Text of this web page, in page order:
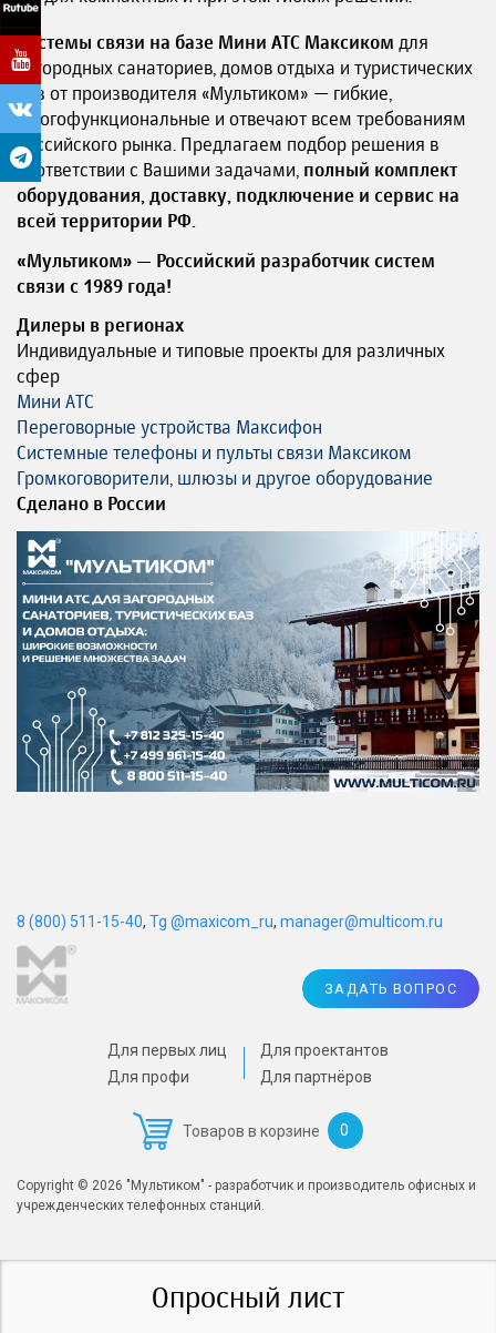
Системы связи на базе Мини АТС Максиком для
загородных санаториев, домов отдыха и туристических
баз от производителя «Мультиком» — гибкие,
многофункциональные и отвечают всем требованиям
Российского рынка. Предлагаем подбор решения в
соответствии с Вашими задачами, полный комплект
оборудования, доставку, подключение и сервис на
всей территории РФ.
«Мультиком» — Российский разработчик систем
связи с 1989 года!
Дилеры в регионах
Индивидуальные и типовые проекты для различных
сфер
Мини АТС
Переговорные устройства Максифон
Системные телефоны и пульты связи Максиком
Громкоговорители, шлюзы и другое оборудование
Сделано в России
Для первых лиц
Для профи
Для проектантов
Для партнёров
Товаров в корзине 0
ЗАДАТЬ ВОПРОС
Copyright © 2026 "Мультиком" - разработчик и производитель офисных и
учрежденческих телефонных станций.
8 (800) 511-15-40, Tg @maxicom_ru, manager@multicom.ru
Опросный лист